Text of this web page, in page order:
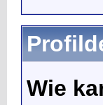
Wie